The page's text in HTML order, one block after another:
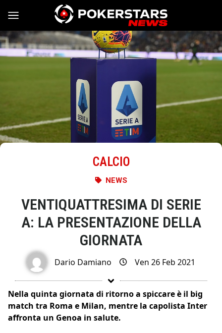
Vai al contenuto
CALCIO
NEWS
VENTIQUATTRESIMA DI SERIE
A: LA PRESENTAZIONE DELLA
GIORNATA
Dario Damiano Ven 26 Feb 2021
Nella quinta giornata di ritorno a spiccare è il big
match tra Roma e Milan, mentre la capolista Inter
affronta un Genoa in salute.